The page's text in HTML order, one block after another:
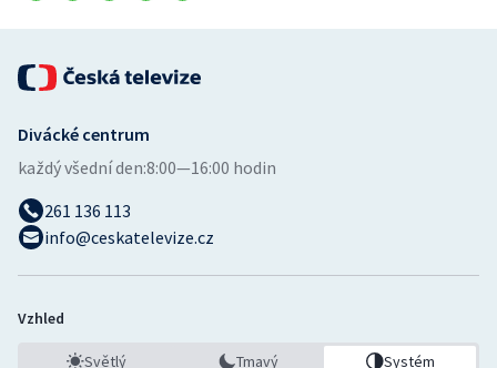
Divácké centrum
každý všední den:8:00—16:00 hodin
261 136 113
info@ceskatelevize.cz
Vzhled
Světlý Tmavý Systém